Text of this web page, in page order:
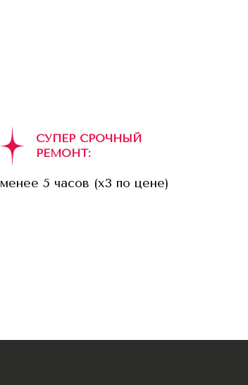
СУПЕР СРОЧНЫЙ
РЕМОНТ:
менее 5 часов (x3 по цене)